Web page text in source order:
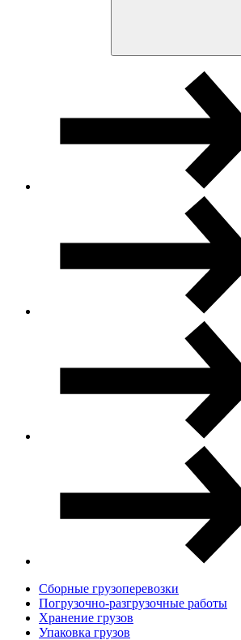
Сборные грузоперевозки
Погрузочно-разгрузочные работы
Хранение грузов
Упаковка грузов